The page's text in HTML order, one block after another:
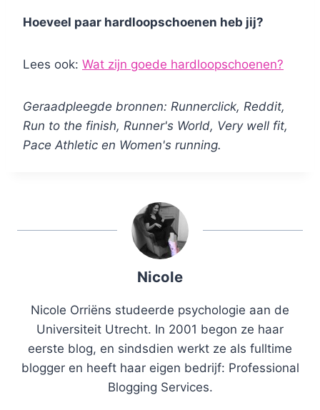
Hoeveel paar hardloopschoenen heb jij?
Lees ook: Wat zijn goede hardloopschoenen?
Geraadpleegde bronnen: Runnerclick, Reddit,
Run to the finish, Runner's World, Very well fit,
Pace Athletic en Women's running.
Nicole
Nicole Orriëns studeerde psychologie aan de
Universiteit Utrecht. In 2001 begon ze haar
eerste blog, en sindsdien werkt ze als fulltime
blogger en heeft haar eigen bedrijf: Professional
Blogging Services.